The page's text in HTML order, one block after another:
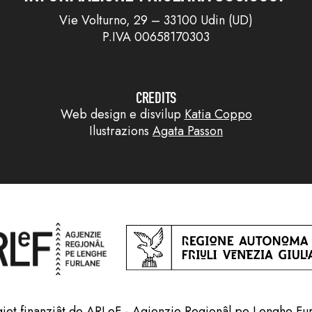
Vie Volturno, 29 – 33100 Udin (UD)
P.IVA 00658170303
CREDITS
Web design e disvilup Katia Coppo
Ilustrazions Agata Passon